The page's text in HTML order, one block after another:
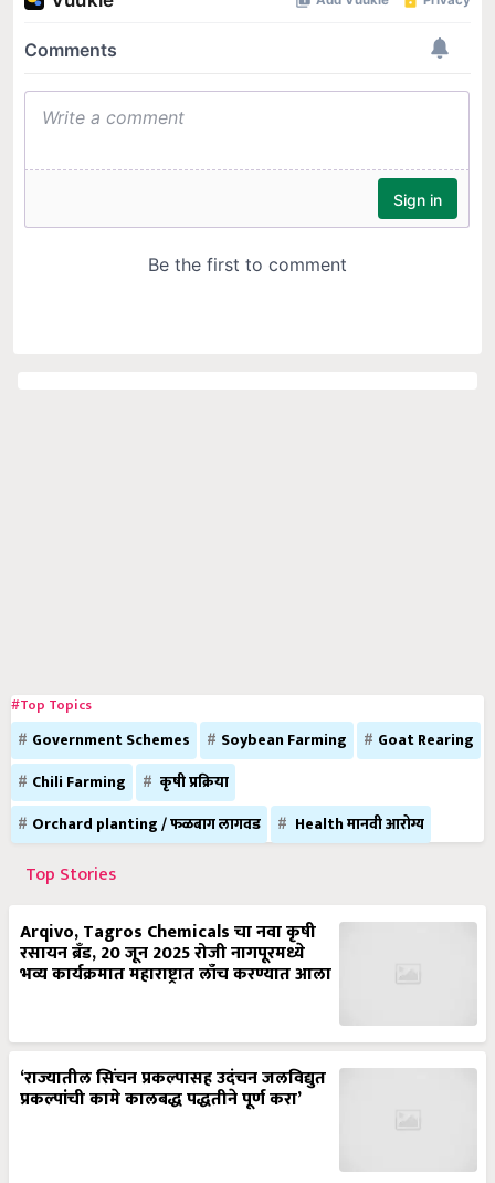
#Top Topics
Government Schemes Soybean Farming
Goat Rearing
Chili Farming
कृषी प्रक्रिया
Orchard planting / फळबाग लागवड
Health मानवी आरोग्य
Top Stories
Arqivo, Tagros Chemicals चा नवा कृषी
रसायन ब्रँड, 20 जून 2025 रोजी नागपूरमध्ये
भव्य कार्यक्रमात महाराष्ट्रात लाँच करण्यात आला
‘राज्यातील सिंचन प्रकल्पासह उदंचन जलविद्युत
प्रकल्पांची कामे कालबद्ध पद्धतीने पूर्ण करा’